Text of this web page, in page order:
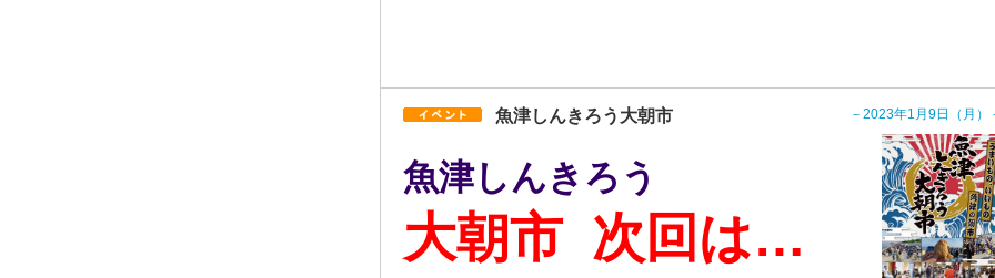
魚津しんきろう大朝市 －2023年1月9日（月）
魚津しんきろう
大朝市 次回は…